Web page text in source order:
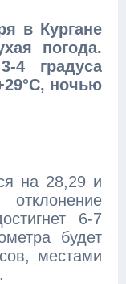
в Кургане
погода.
4 градуса
ночью
на 28,29 и
6-7
будет
местами